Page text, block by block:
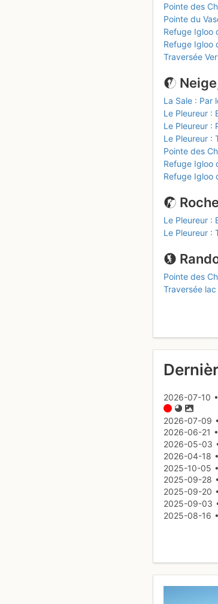
Pointe des
Pointe du
Refuge Igloo
Refuge Igloo
Traversée
La Sale : Par
Le Pleureur :
Le Pleureur :
Le Pleureur :
Pointe des
Refuge Igloo
Refuge Igloo
Le Pleureur :
Le Pleureur :
Pointe des
Traversée
2026-07-10 •
2026-07-09 •
2026-06-21 •
2026-05-03
2026-04-18 •
2025-10-05 •
2025-09-28 •
2025-09-20 •
2025-09-03
2025-08-16 •